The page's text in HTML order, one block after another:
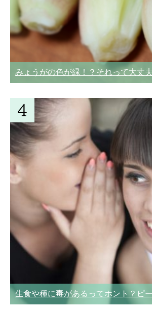
みょうがの色が緑！？それって大丈
生食や種に毒があるってホント？ピ